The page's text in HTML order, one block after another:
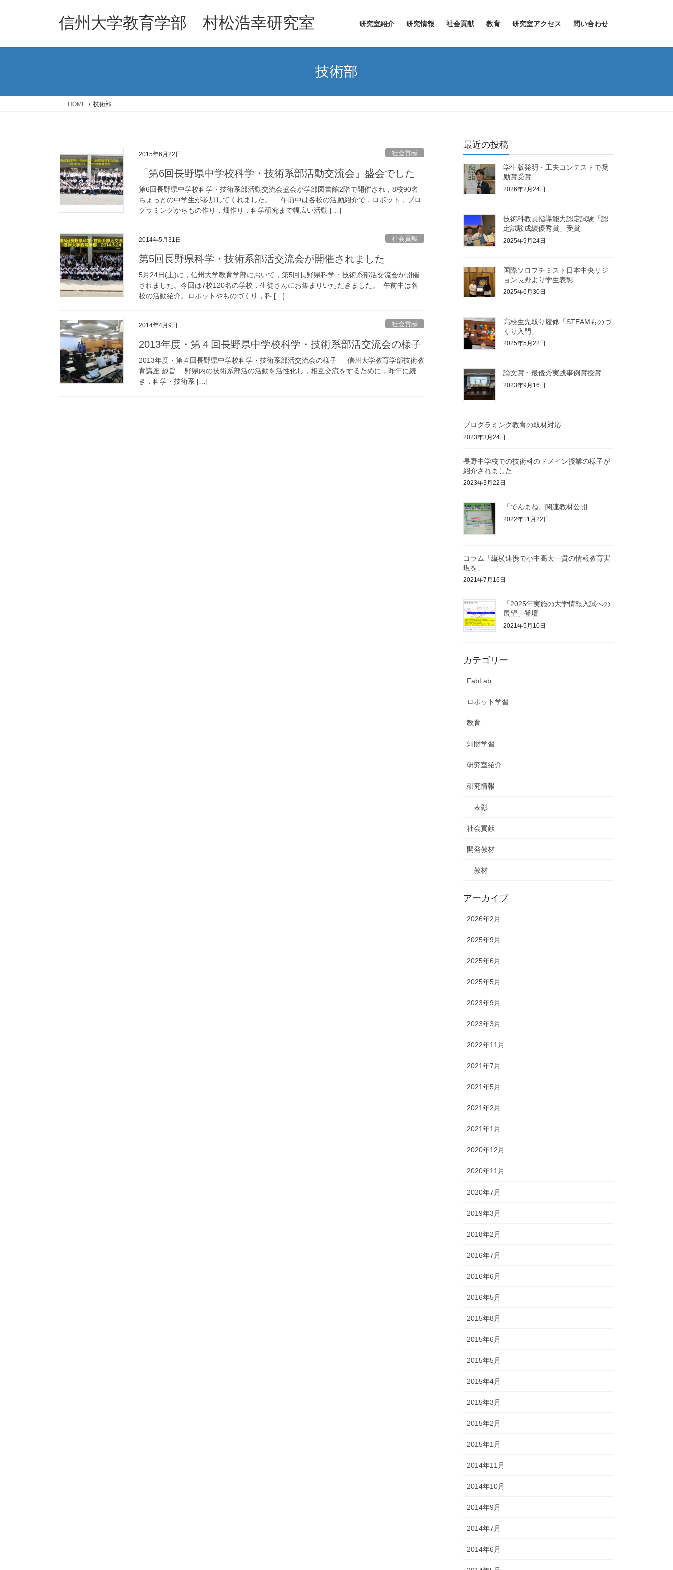
信州大学教育学部 村松浩幸研究室 研究室紹介 研究情報 社会貢献 教育 研究室アクセス 問い合わせ
技術部
HOME 技術部
2015年6月22日 社会貢献
「第6回長野県中学校科学・技術系部活動交流会」盛会でした
第6回長野県中学校科学・技術系部活動交流会盛会が学部図書館2階で開催され，8校90名
ちょっとの中学生が参加してくれました。 午前中は各校の活動紹介で，ロボット，プロ
グラミングからもの作り，畑作り，科学研究まで幅広い活動 […]
2014年5月31日 社会貢献
第5回長野県科学・技術系部活交流会が開催されました
5月24日(土)に，信州大学教育学部において，第5回長野県科学・技術系部活交流会が開催
されました。今回は7校120名の学校，生徒さんにお集まりいただきました。 午前中は各
校の活動紹介。ロボットやものづくり，科 […]
2014年4月9日 社会貢献
2013年度・第４回長野県中学校科学・技術系部活交流会の様子
2013年度・第４回長野県中学校科学・技術系部活交流会の様子 信州大学教育学部技術教
育講座 趣旨 野県内の技術系部活の活動を活性化し，相互交流をするために，昨年に続
き，科学・技術系 […]
最近の投稿
学生版発明・工夫コンテストで奨
励賞受賞
2026年2月24日
技術科教員指導能力認定試験「認
定試験成績優秀賞」受賞
2025年9月24日
国際ソロプチミスト日本中央リジ
ョン長野より学生表彰
2025年6月30日
高校生先取り履修「STEAMものづ
くり入門」
2025年5月22日
論文賞・最優秀実践事例賞授賞
2023年9月16日
プログラミング教育の取材対応
2023年3月24日
長野中学校での技術科のドメイン授業の様子が
紹介されました
2023年3月22日
「でんまね」関連教材公開
2022年11月22日
コラム「縦横連携で小中高大一貫の情報教育実
現を」
2021年7月16日
「2025年実施の大学情報入試への
展望」登壇
2021年5月10日
カテゴリー
FabLab
ロボット学習
教育
知財学習
研究室紹介
研究情報
表彰
社会貢献
開発教材
教材
アーカイブ
2026年2月
2025年9月
2025年6月
2025年5月
2023年9月
2023年3月
2022年11月
2021年7月
2021年5月
2021年2月
2021年1月
2020年12月
2020年11月
2020年7月
2019年3月
2018年2月
2016年7月
2016年6月
2016年5月
2015年8月
2015年6月
2015年5月
2015年4月
2015年3月
2015年2月
2015年1月
2014年11月
2014年10月
2014年9月
2014年7月
2014年6月